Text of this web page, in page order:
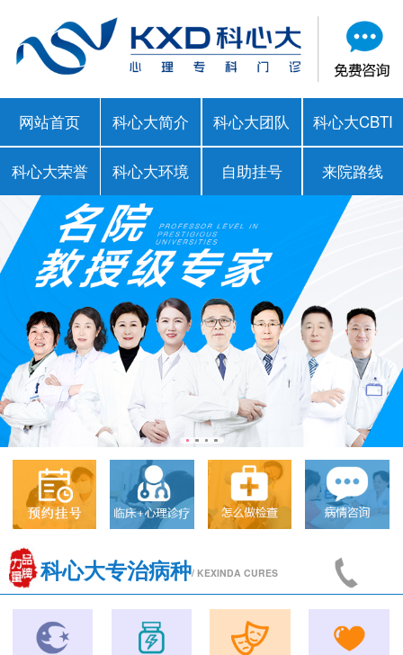
网站首页 科心大简介 科心大团队 科心大CBTI
科心大荣誉 科心大环境 自助挂号 来院路线
科心大专治病种/ KEXINDA CURES